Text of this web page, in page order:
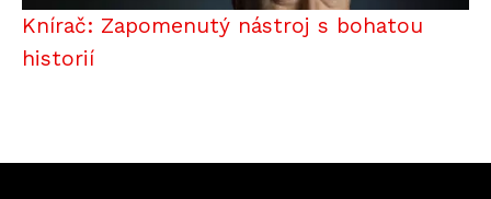
Knírač: Zapomenutý nástroj s bohatou
historií